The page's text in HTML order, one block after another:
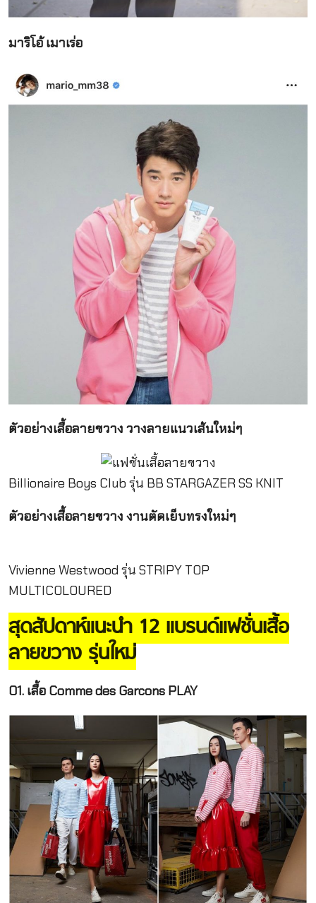
มาริโอ้ เมาเร่อ
ตัวอย่างเสื้อลายขวาง วางลายแนวเส้นใหม่ๆ
Billionaire Boys Club รุ่น BB STARGAZER SS KNIT
ตัวอย่างเสื้อลายขวาง งานตัดเย็บทรงใหม่ๆ
Vivienne Westwood รุ่น STRIPY TOP
MULTICOLOURED
สุดสัปดาห์แนะนำ 12 แบรนด์แฟชั่นเสื้อ
ลายขวาง รุ่นใหม่
01. เสื้อ Comme des Garcons PLAY